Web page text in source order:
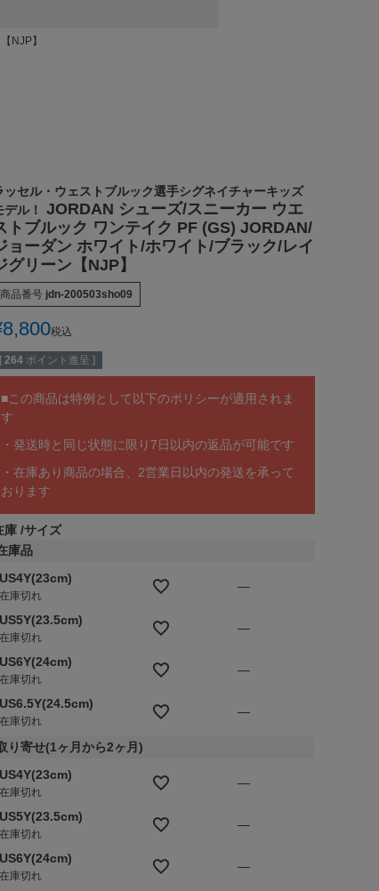
NJP】
ッセル・ウェストブルック選手シグネイチャーキッズ
デル！
JORDAN シューズ/スニーカー ウエ
トブルック ワンテイク PF (GS) JORDAN/
ョーダン ホワイト/ホワイト/ブラック/レイ
グリーン【NJP】
商品番号 jdn-200503sho09
8,800税込
[ 264 ポイント進呈 ]
■この商品は特例として以下のポリシーが適用されま
す
・発送時と同じ状態に限り7日以内の返品が可能です
・在庫あり商品の場合、2営業日以内の発送を承って
おります
庫 サイズ
庫品
US4Y(23cm)
在庫切れ
—
US5Y(23.5cm)
在庫切れ
—
US6Y(24cm)
在庫切れ
—
US6.5Y(24.5cm)
在庫切れ
—
り寄せ(1ヶ月から2ヶ月)
US4Y(23cm)
在庫切れ
—
US5Y(23.5cm)
在庫切れ
—
US6Y(24cm)
在庫切れ
—